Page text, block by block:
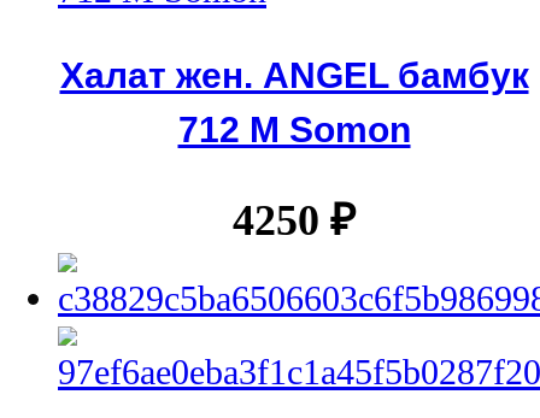
Халат жен. ANGEL бамбук
712 М Somon
4250 ₽